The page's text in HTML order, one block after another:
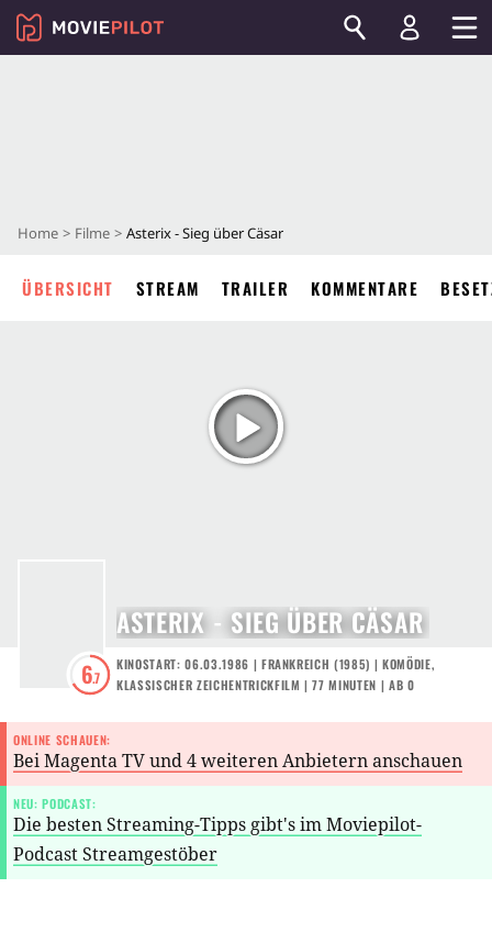
Home Filme Asterix - Sieg über Cäsar
ÜBERSICHT STREAM TRAILER KOMMENTARE
6.7
ASTERIX - SIEG ÜBER CÄSAR
KINOSTART: 06.03.1986 | FRANKREICH (1985) |KOMÖDIE,
KLASSISCHER ZEICHENTRICKFILM | 77 MINUTEN |AB 0
ONLINE SCHAUEN:
Bei Magenta TV und 4 weiteren Anbietern anschauen
NEU: PODCAST:
Die besten Streaming-Tipps gibt's im Moviepilot-
Podcast Streamgestöber